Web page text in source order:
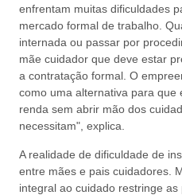
enfrentam muitas dificuldades
mercado formal de trabalho.
internada ou passar por
mãe cuidador que deve estar
a contratação formal. O
como uma alternativa para que
renda sem abrir mão dos
necessitam", explica.
A realidade de dificuldade de
entre mães e pais cuidadores.
integral ao cuidado restringe